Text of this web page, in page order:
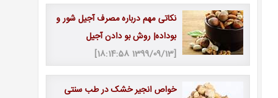
نکاتی مهم درباره مصرف آجیل شور و
بوداده| روش بو دادن آجیل
[1399/09/13 18:14:58]
خواص انجیر خشک در طب سنتی